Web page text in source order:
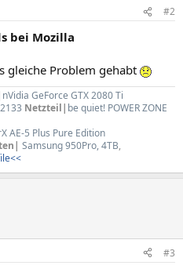
#2
bei Mozilla
gleiche Problem gehabt
nVidia GeForce GTX 2080 Ti
Netzteil| be quiet! POWER ZONE
AE-5 Plus Pure Edition
Samsung 950Pro, 4TB,
#3